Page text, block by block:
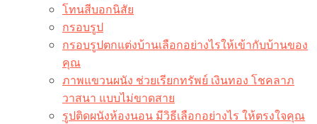
โทนสีบอกนิสัย
กรอบรูป
กรอบรูปตกแต่งบ้านเลือกอย่างไรให้เข้ากับบ้านของ
คุณ
ภาพแขวนผนัง ช่วยเรียกทรัพย์ เงินทอง โชคลาภ
วาสนา แบบไม่ขาดสาย
รูปติดผนังห้องนอน มีวิธีเลือกอย่างไร ให้ตรงใจคุณ